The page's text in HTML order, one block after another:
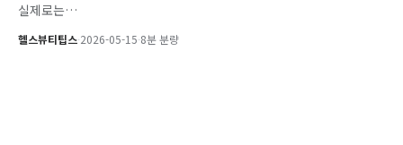
실제로는…
헬스뷰티팁스·2026-05-15·8분 분량